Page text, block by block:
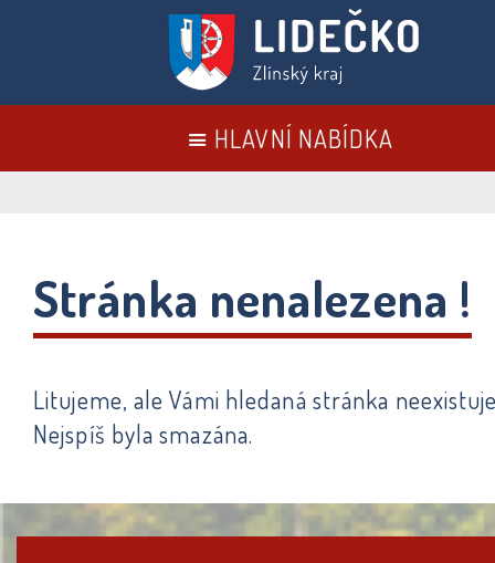
HLAVNÍ NABÍDKA
Stránka nenalezena !
Litujeme, ale Vámi hledaná stránka
Nejspíš byla smazána.